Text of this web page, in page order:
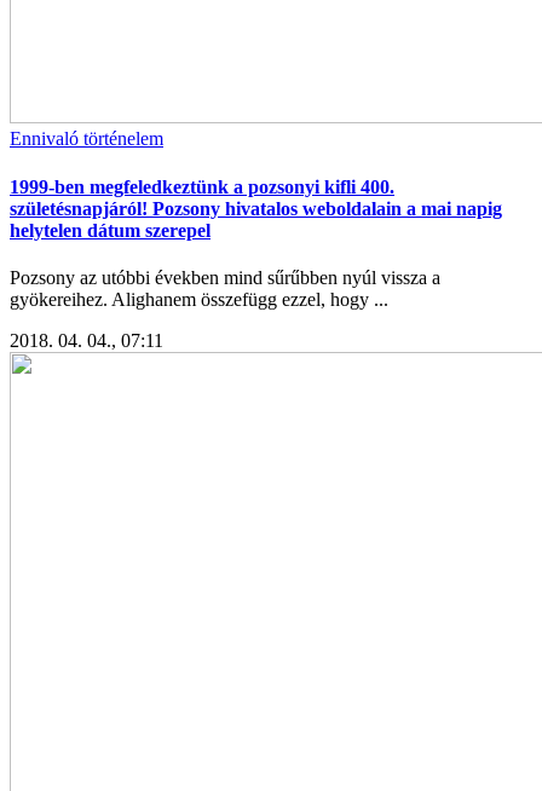
Ennivaló történelem
1999-ben megfeledkeztünk a pozsonyi kifli 400.
születésnapjáról! Pozsony hivatalos weboldalain a mai napig
helytelen dátum szerepel
Pozsony az utóbbi években mind sűrűbben nyúl vissza a
gyökereihez. Alighanem összefügg ezzel, hogy ...
2018. 04. 04., 07:11